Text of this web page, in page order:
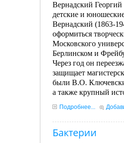
Вернадский
детские и
Вернадский (1863-
оформиться
Московского
Берлинском и
Через год он
защищает
были В.О.
а также крупный
Подробнее...
Бактерии